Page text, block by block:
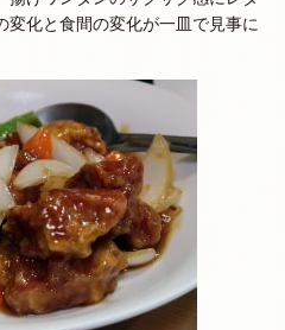
変化と食間の変化が一皿で見事に